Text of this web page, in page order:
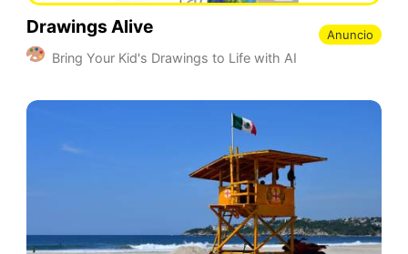
Drawings Alive
Bring Your Kid's Drawings to Life with AI
Anuncio